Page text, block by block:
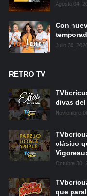
Agosto 04,
Con
Julio 30,
RETRO TV
divas del
Noviembre
clásico
Octubre 30,
que